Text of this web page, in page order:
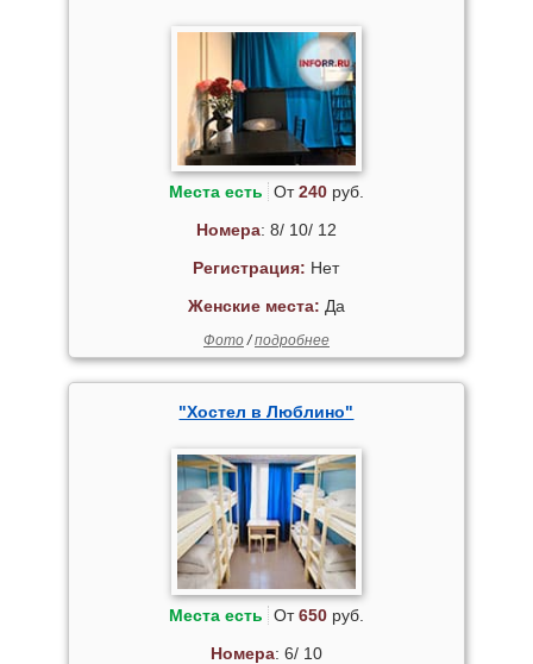
Места есть От240руб.
Номера: 8/ 10/ 12
Регистрация: Нет
Женские места: Да
Фото/подробнее
"Хостел в Люблино"
Места есть От650руб.
Номера: 6/ 10